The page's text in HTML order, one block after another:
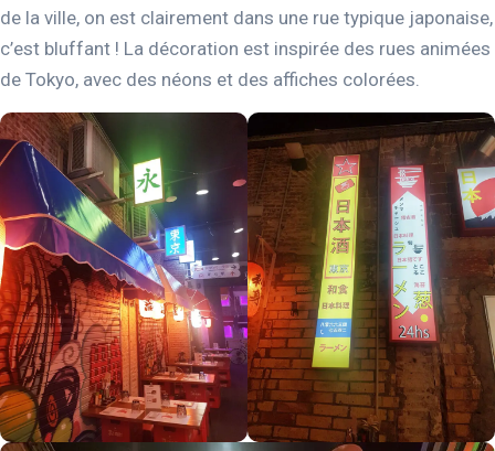
de la ville, on est clairement dans une rue typique japonaise,
c’est bluffant ! La décoration est inspirée des rues animées
de Tokyo, avec des néons et des affiches colorées.